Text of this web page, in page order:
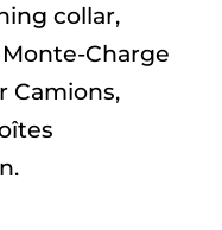
collar,
Charge
Camions,